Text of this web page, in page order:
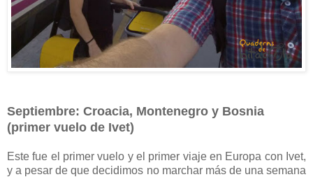
Septiembre: Croacia, Montenegro y Bosnia
(primer vuelo de Ivet)
Este fue el primer vuelo y el primer viaje en Europa con Ivet,
y a pesar de que decidimos no marchar más de una semana